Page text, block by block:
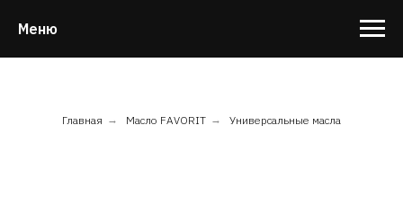
Меню
Главная → Масло FAVORIT → Универсальные масла